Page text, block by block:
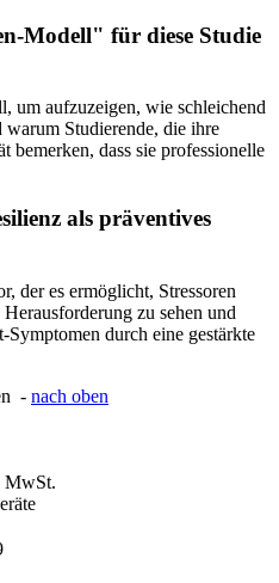
Modell" für diese Studie
um aufzuzeigen, wie schleichend
Studierende, die ihre
bemerken, dass sie professionelle
als präventives
der es ermöglicht, Stressoren
zu sehen und
durch eine gestärkte
- nach oben
MwSt.